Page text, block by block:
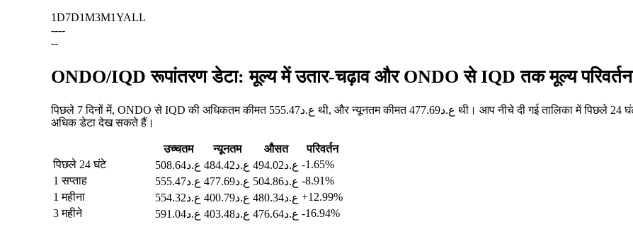
1D7D1M3M1YALL
----
--
ONDO/IQD रूपांतरण डेटा: मूल्य में उतार-चढ़ाव और ONDO से IQD तक मूल्य परिवर्तन
पिछले 7 दिनों में, ONDO से IQD की अधिकतम कीमत ع.د555.47 थी, और न्यूनतम कीमत ع.د477.69 थी। आप नीचे दी गई तालिका में पिछले 24 घंटों, 30 दिनों और 90 दिनों में ONDO से IQD की कीमत सहित
अधिक डेटा देख सकते हैं।
उच्चतम न्यूनतम औसत
परिवर्तन
पिछले 24 घंटे
ع.د508.64 ع.د484.42 ع.د494.02 -1.65%
1 सप्ताह
ع.د555.47 ع.د477.69 ع.د504.86 -8.91%
1 महीना
ع.د554.32 ع.د400.79 ع.د480.34 +12.99%
3 महीने
ع.د591.04 ع.د403.48 ع.د476.64 -16.94%